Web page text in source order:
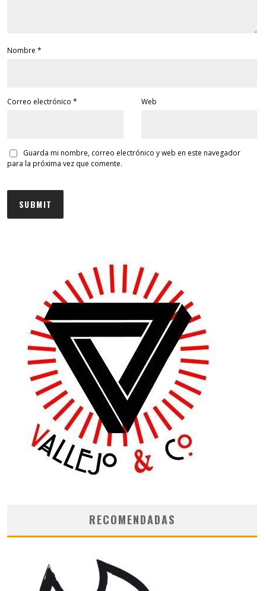
Nombre *
Correo electrónico * Web
Guarda mi nombre, correo electrónico y web en este navegador
para la próxima vez que comente.
RECOMENDADAS